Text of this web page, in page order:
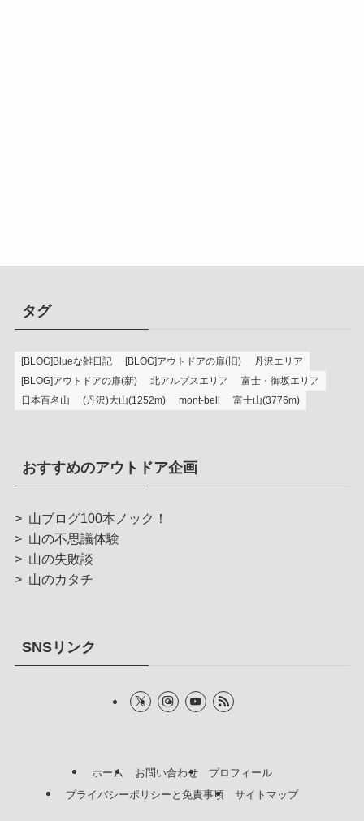
タグ
[BLOG]Blueな雑日記 [BLOG]アウトドアの扉(旧)
丹沢エリア
[BLOG]アウトドアの扉(新)
北アルプスエリア
富士・御坂エリア
日本百名山
(丹沢)大山(1252m) mont-bell 富士山(3776m)
おすすめのアウトドア企画
> 山ブログ100本ノック！
> 山の不思議体験
> 山の失敗談
> 山のカタチ
SNSリンク
ホーム お問い合わせ
プロフィール
プライバシーポリシーと免責事項
サイトマップ